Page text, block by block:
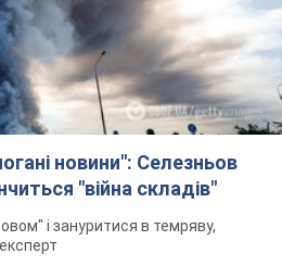
новини": Селезньов
"війна складів"
і зануритися в темряву,